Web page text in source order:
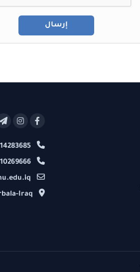
07714283685
07810269666
info@alzahu.edu.iq
Karbala-Iraq